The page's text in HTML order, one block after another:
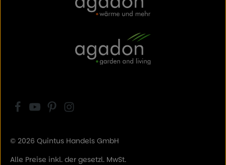
© 2026 Quintus Handels GmbH
Alle Preise inkl. der gesetzl. MwSt.